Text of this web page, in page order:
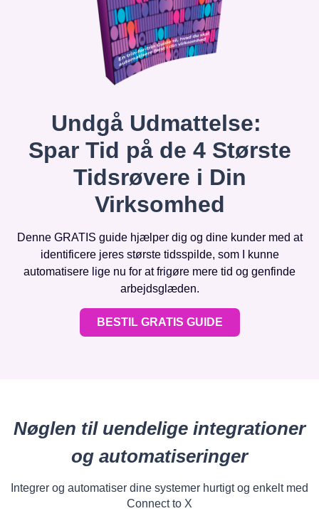
Undgå Udmattelse:
Spar Tid på de 4 Største
Tidsrøvere i Din
Virksomhed
Denne GRATIS guide hjælper dig og dine kunder med at
identificere jeres største tidsspilde, som I kunne
automatisere lige nu for at frigøre mere tid og genfinde
arbejdsglæden.
BESTIL GRATIS GUIDE
Nøglen til uendelige integrationer
og automatiseringer
Integrer og automatiser dine systemer hurtigt og enkelt med
Connect to X